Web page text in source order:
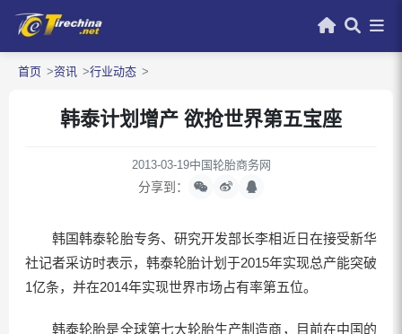
首页 资讯 行业动态
韩泰计划增产 欲抢世界第五宝座
2013-03-19中国轮胎商务网
分享到：
韩国韩泰轮胎专务、研究开发部长李相近日在接受新华
社记者采访时表示，韩泰轮胎计划于2015年实现总产能突破
1亿条，并在2014年实现世界市场占有率第五位。
韩泰轮胎是全球第七大轮胎生产制造商，目前在中国的